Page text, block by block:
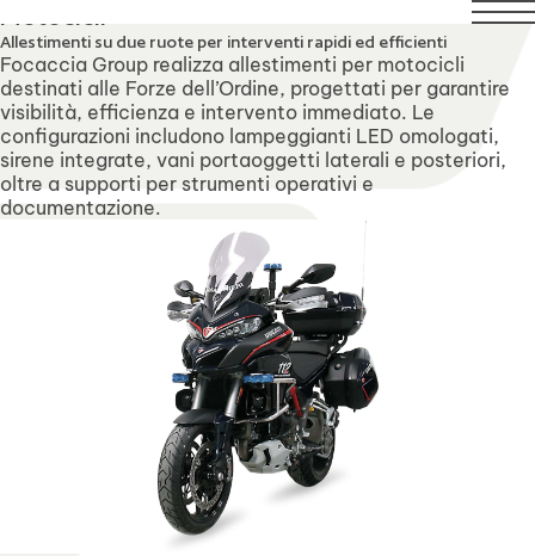
Il servizio di assistenza tecnica rimarrà
Motocicli
Allestimenti su due ruote per interventi rapidi ed efficienti
Focaccia Group realizza allestimenti per motocicli
destinati alle Forze dell’Ordine, progettati per garantire
visibilità, efficienza e intervento immediato. Le
configurazioni includono lampeggianti LED omologati,
sirene integrate, vani portaoggetti laterali e posteriori,
oltre a supporti per strumenti operativi e
documentazione.